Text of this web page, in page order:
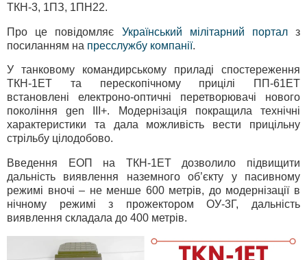
ТКН-3, 1ПЗ, 1ПН22.
Про це повідомляє Український мілітарний порталз
посиланням на пресслужбу компанії.
У танковому командирському приладі спостереження
ТКН-1ЕТ та перескопічному прицілі ПП-61ЕТ
встановлені електроно-оптичні перетворювачі нового
покоління gen III+. Модернізація покращила технічні
характеристики та дала можливість вести прицільну
стрільбу цілодобово.
Введення ЕОП на ТКН-1ЕТ дозволило підвищити
дальність виявлення наземного об’єкту у пасивному
режимі вночі – не менше 600 метрів, до модернізації в
нічному режимі з прожектором ОУ-3Г, дальність
виявлення складала до 400 метрів.